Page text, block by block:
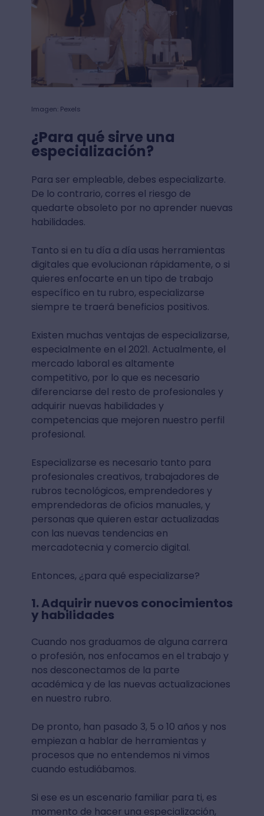
Imagen: Pexels
¿Para qué sirve una
especialización?
Para ser empleable, debes especializarte.
De lo contrario, corres el riesgo de
quedarte obsoleto por no aprender nuevas
habilidades.
Tanto si en tu día a día usas herramientas
digitales que evolucionan rápidamente, o si
quieres enfocarte en un tipo de trabajo
específico en tu rubro, especializarse
siempre te traerá beneficios positivos.
Existen muchas ventajas de especializarse,
especialmente en el 2021. Actualmente, el
mercado laboral es altamente
competitivo, por lo que es necesario
diferenciarse del resto de profesionales y
adquirir nuevas habilidades y
competencias que mejoren nuestro perfil
profesional.
Especializarse es necesario tanto para
profesionales creativos, trabajadores de
rubros tecnológicos, emprendedores y
emprendedoras de oficios manuales, y
personas que quieren estar actualizadas
con las nuevas tendencias en
mercadotecnia y comercio digital.
Entonces, ¿para qué especializarse?
1. Adquirir nuevos conocimientos
y habilidades
Cuando nos graduamos de alguna carrera
o profesión, nos enfocamos en el trabajo y
nos desconectamos de la parte
académica y de las nuevas actualizaciones
en nuestro rubro.
De pronto, han pasado 3, 5 o 10 años y nos
empiezan a hablar de herramientas y
procesos que no entendemos ni vimos
cuando estudiábamos.
Si ese es un escenario familiar para ti, es
momento de hacer una especialización,